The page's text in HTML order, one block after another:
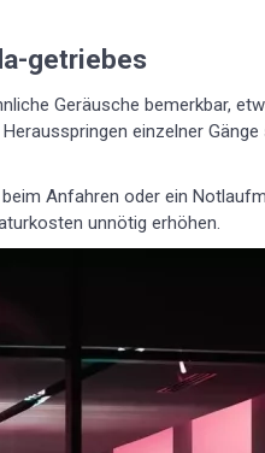
getriebes
Geräusche bemerkbar,
einzelner
Anfahren oder ein
unnötig erhöhen.